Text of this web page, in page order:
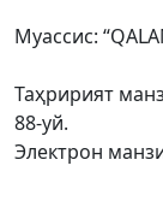
Муассис:
Таҳририят
88-уй.
Электрон